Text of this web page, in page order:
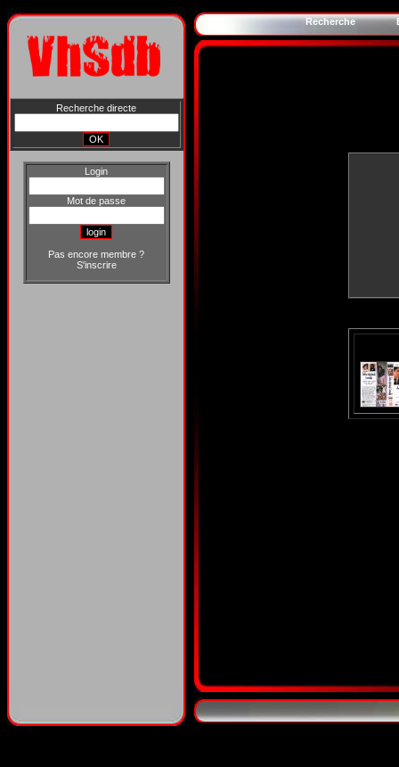
Recherche directe
Login
Mot de passe
Pas encore membre ?
S'inscrire
Recherche